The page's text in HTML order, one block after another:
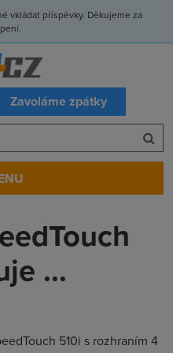
vkládat příspěvky. Děkujeme za
Zavoláme zpátky
...
510i s rozhraním 4